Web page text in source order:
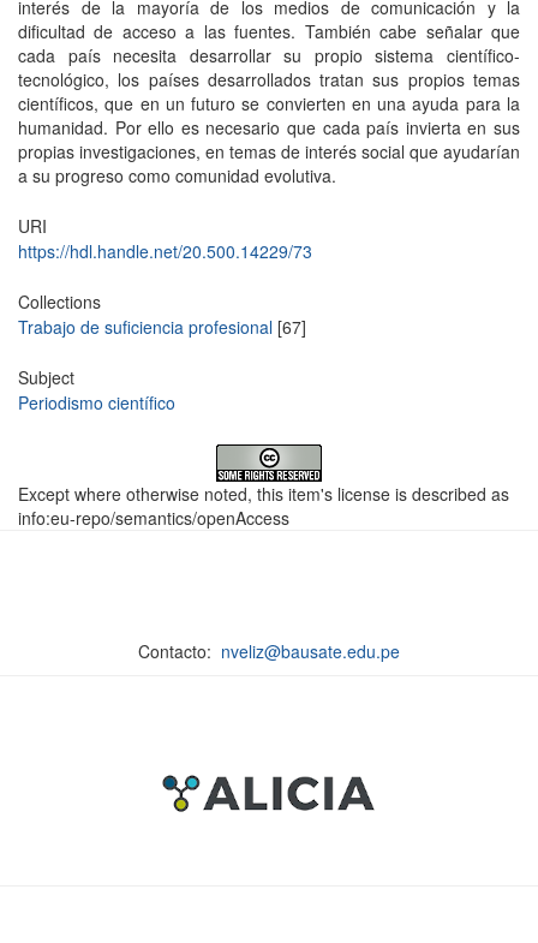
interés de la mayoría de los medios de comunicación y la
dificultad de acceso a las fuentes. También cabe señalar que
cada país necesita desarrollar su propio sistema científico-
tecnológico, los países desarrollados tratan sus propios temas
científicos, que en un futuro se convierten en una ayuda para la
humanidad. Por ello es necesario que cada país invierta en sus
propias investigaciones, en temas de interés social que ayudarían
a su progreso como comunidad evolutiva.
URI
https://hdl.handle.net/20.500.14229/73
Collections
Trabajo de suficiencia profesional [67]
Subject
Periodismo científico
Except where otherwise noted, this item's license is described as
info:eu-repo/semantics/openAccess
Contacto: nveliz@bausate.edu.pe